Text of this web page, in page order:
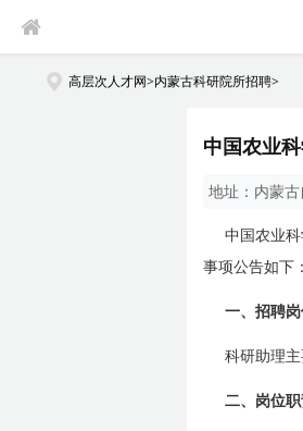
高层次人才网>内蒙古科研院所招聘>
中国农业
地址： 内蒙
中国农业
事项公告如下：
一、招聘
科研助理
二、岗位